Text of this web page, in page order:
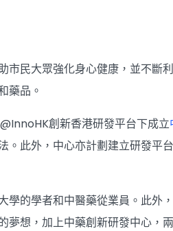
民大眾強化身心健康，並不斷
藥品。
創新香港研發平台下成立
此外，中心亦計劃建立研發平
的學者和中醫藥從業員。此外
想，加上中藥創新研發中心，